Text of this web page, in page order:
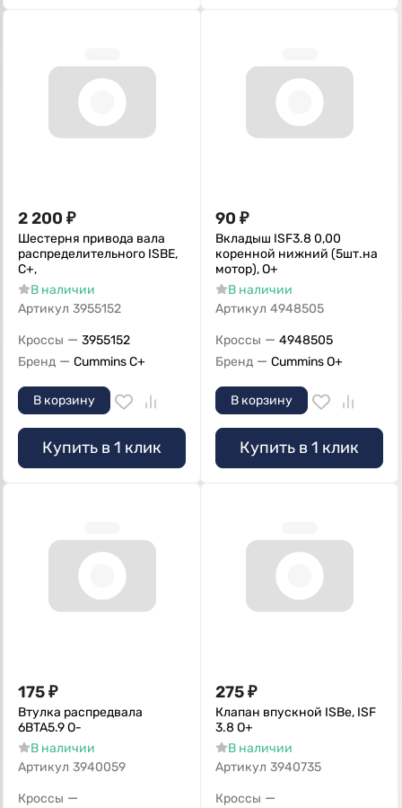
2 200 ₽
Шестерня привода вала
распределительного ISBE,
C+,
В наличии
Артикул 3955152
Кроссы — 3955152
Бренд — Cummins C+
В корзину
Купить в 1 клик
90 ₽
Вкладыш ISF3.8 0,00
коренной нижний (5шт.на
мотор), О+
В наличии
Артикул 4948505
Кроссы — 4948505
Бренд — Cummins O+
В корзину
Купить в 1 клик
175₽
Втулка распредвала
6BTA5.9 О-
В наличии
Артикул 3940059
Кроссы —
275₽
Клапан впускной ISBe, ISF
3.8 О+
В наличии
Артикул 3940735
Кроссы —